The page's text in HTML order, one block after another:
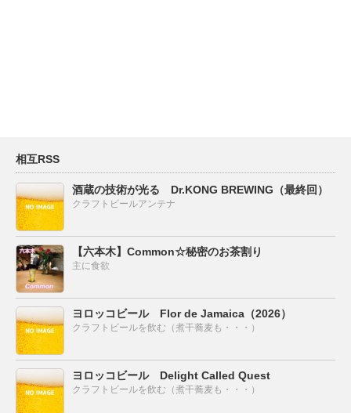
相互RSS
酒蔵の技術が光る Dr.KONG BREWING（最終回）
クラフトビールアンテナ
【六本木】Common☆秘密のお茶割り
主に食欲
ヨロッコビール Flor de Jamaica（2026）
クラフトビールを飲む（煮干蕎麦も・・・）
ヨロッコビール Delight Called Quest
クラフトビールを飲む（煮干蕎麦も・・・）